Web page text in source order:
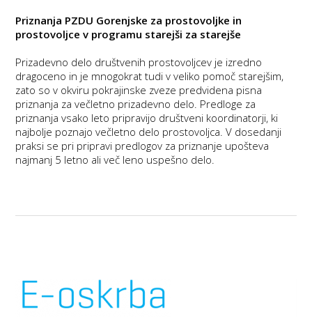
Priznanja PZDU Gorenjske za prostovoljke in
prostovoljce v programu starejši za starejše
Prizadevno delo društvenih prostovoljcev je izredno
dragoceno in je mnogokrat tudi v veliko pomoč starejšim,
zato so v okviru pokrajinske zveze predvidena pisna
priznanja za večletno prizadevno delo. Predloge za
priznanja vsako leto pripravijo društveni koordinatorji, ki
najbolje poznajo večletno delo prostovoljca. V dosedanji
praksi se pri pripravi predlogov za priznanje upošteva
najmanj 5 letno ali več leno uspešno delo.